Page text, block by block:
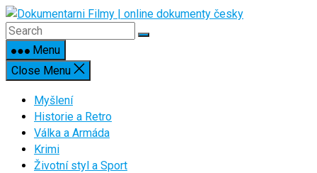
Skip
to
contentMenu
Close Menu
Myšlení
Historie a Retro
Válka a Armáda
Krimi
Životní styl a Sport